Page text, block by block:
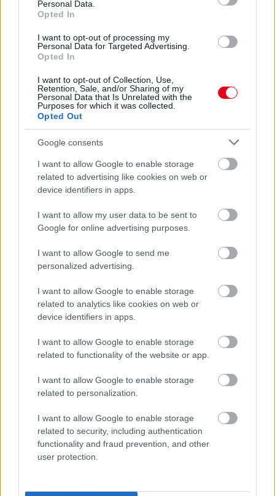
Personal Data.
Opted In
I want to opt-out of processing my
Personal Data for Targeted Advertising.
Opted In
I want to opt-out of Collection, Use,
Retention, Sale, and/or Sharing of my
Personal Data that Is Unrelated with the
Purposes for which it was collected.
Opted Out
Google consents
I want to allow Google to enable storage
related to advertising like cookies on web or
device identifiers in apps.
I want to allow my user data to be sent to
Google for online advertising purposes.
I want to allow Google to send me
personalized advertising.
I want to allow Google to enable storage
related to analytics like cookies on web or
device identifiers in apps.
I want to allow Google to enable storage
related to functionality of the website or app.
I want to allow Google to enable storage
related to personalization.
I want to allow Google to enable storage
related to security, including authentication
functionality and fraud prevention, and other
user protection.
RENDKÍVÜL MAGAS ÉRZELMI INTELLIGENCIÁRA UTALHAT
Te szoktad?
08. 02.
SOKAN ROSSZUL TÁROLJÁK A GYÓGYSZEREIKET –
EMIATT CSÖKKENHET A HATÁSUK
08. 01.
EGYRE TÖBB FIATALNÁL JELENTKEZIK EZ A
VITAMINHIÁNY – ILYEN JELEKRE FIGYELJ
Erre figyelj!
07. 31.
NEM A CITROMSAV, AZ ECET VAGY A
SZÓDABIKARBÓNA A LEGERŐSEBB: EZT HASZNÁLJÁK A
SZÁLLODÁKBAN A VÍZKŐ ELLEN
Ez a szer tényleg eltünteti a vízkövet
24 óra
Ha ezt érzed evés után, a szervezeted fontos dologra
próbál figyelmeztetni